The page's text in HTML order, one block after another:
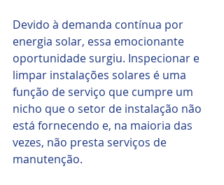
Devido à demanda contínua por
energia solar, essa emocionante
oportunidade surgiu. Inspecionar e
limpar instalações solares é uma
função de serviço que cumpre um
nicho que o setor de instalação não
está fornecendo e, na maioria das
vezes, não presta serviços de
manutenção.